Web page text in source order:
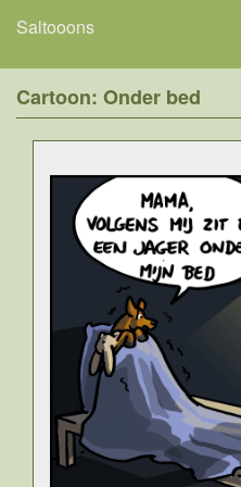
Saltooons
Cartoon: Onder bed